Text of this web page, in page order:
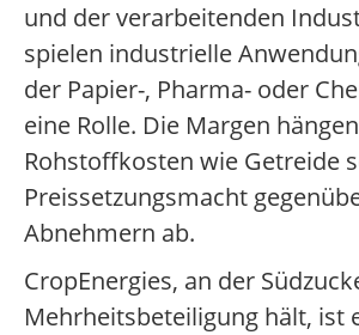
und der verarbeitenden
spielen industrielle
der Papier-, Pharma- oder
eine Rolle. Die Margen
Rohstoffkosten wie Getreide
Preissetzungsmacht
Abnehmern ab.
CropEnergies, an der
Mehrheitsbeteiligung hält, ist